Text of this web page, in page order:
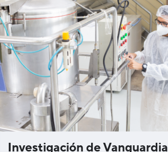
Investigación de Vanguardia